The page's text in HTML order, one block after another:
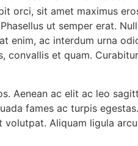
orci, sit amet maximus
ut semper erat.
enim, ac interdum urna
et quam.
Aenean ac elit ac leo
fames ac turpis
Aliquam ligula